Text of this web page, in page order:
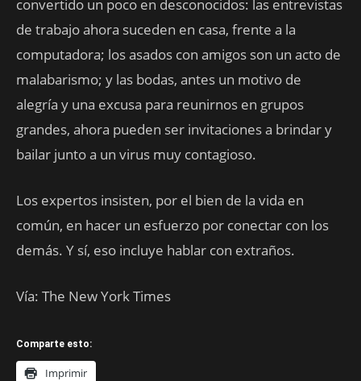
convertido un poco en desconocidos: las entrevistas
de trabajo ahora suceden en casa, frente a la
computadora; los asados con amigos son un acto de
malabarismo; y las bodas, antes un motivo de
alegría y una excusa para reunirnos en grupos
grandes, ahora pueden ser invitaciones a brindar y
bailar junto a un virus muy contagioso.
Los expertos insisten, por el bien de la vida en
común, en hacer un esfuerzo por conectar con los
demás. Y sí, eso incluye hablar con extraños.
Vía: The New York Times
Comparte esto:
Imprimir